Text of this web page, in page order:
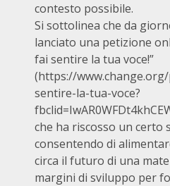
contesto possibile.
Si sottolinea che da
lanciato una petizione
fai sentire la tua voce!”
(https://
sentire-la-tua-voce?
che ha riscosso un certo
consentendo di
circa il futuro di una
margini di sviluppo per